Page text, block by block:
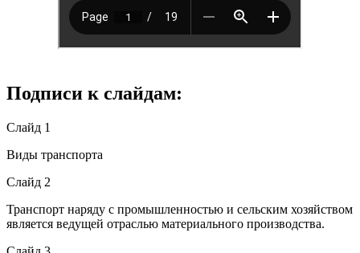
Подписи к слайдам:
Слайд 1
Виды транспорта
Слайд 2
Транспорт наряду с промышленностью и сельским хозяйством
является ведущей отраслью материального производства.